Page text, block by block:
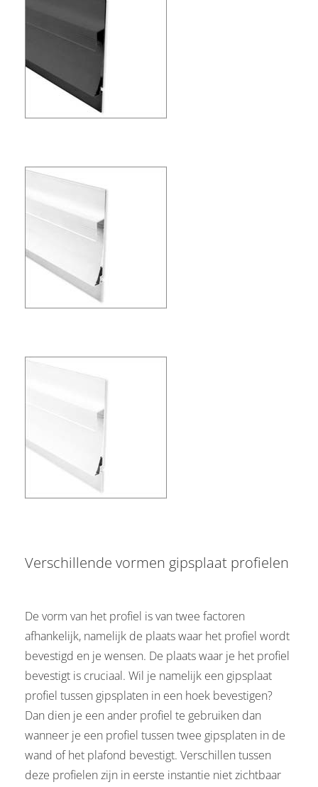
Verschillende vormen gipsplaat profielen
De vorm van het profiel is van twee factoren
afhankelijk, namelijk de plaats waar het profiel wordt
bevestigd en je wensen. De plaats waar je het profiel
bevestigt is cruciaal. Wil je namelijk een gipsplaat
profiel tussen gipsplaten in een hoek bevestigen?
Dan dien je een ander profiel te gebruiken dan
wanneer je een profiel tussen twee gipsplaten in de
wand of het plafond bevestigt. Verschillen tussen
deze profielen zijn in eerste instantie niet zichtbaar